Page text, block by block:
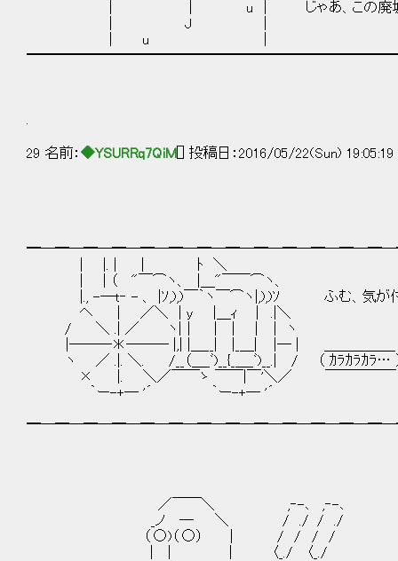
| | u | じゃあ、この廃墟っ
| J |
| u |
29 名前： ◆YSURRq7QiM [] 投稿日：2016/05/22(Sun) 19:05:19
| |. | | ﾄ ＼
| | （ "￣⌒ヽ、 |＿"￣￣⌒ヽ、
|., -―t‐ - 、 |ｿ,),)￣｀ヽ￣⌒ヽ|,),)ｿ ふむ、気が付
ヘ | ／＼ | y |＿ｨ | .|＼
/ ＼ .| ／ ヽ| | | | | | ヽ
|―――＊――― |,| |＿__| |_＿| |― | ＿＿＿＿＿
ヽ ／ .|. ＼. /__（＿_ﾞ)__{_＿_ﾞ)__.| / （ ｶﾗｶﾗｶﾗ…
× |. ＼／￣￣ゝ ￣￣|￣'＼／ ￣￣￣￣￣
｀ー-+― '´ ｀ー-+― '´
／￣￣＼ ,‐-､ ,‐-､
_ノ ― ＼ / ./ / ./
（ ○)（ ○） | / / / /
| | | 〈_./ 〈_./